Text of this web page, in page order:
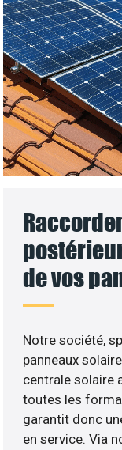
de vos
Notre société,
panneaux
centrale solaire
toutes les
garantit donc
en service. Via